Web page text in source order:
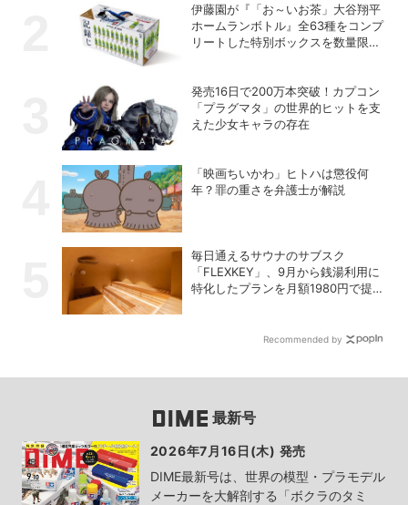
伊藤園が『「お～いお茶」大谷翔平
ホームランボトル』全63種をコンプ
リートした特別ボックスを数量限定
発売16日で200万本突破！カプコン
「プラグマタ」の世界的ヒットを支
えた少女キャラの存在
「映画ちいかわ」ヒトハは懲役何
年？罪の重さを弁護士が解説
毎日通えるサウナのサブスク
「FLEXKEY」、9月から銭湯利用に
特化したプランを月額1980円で提供
Recommended by
最新号
2026年7月16日(木) 発売
DIME最新号は、世界の模型・プラモデル
メーカーを大解剖する「ボクラのタミ